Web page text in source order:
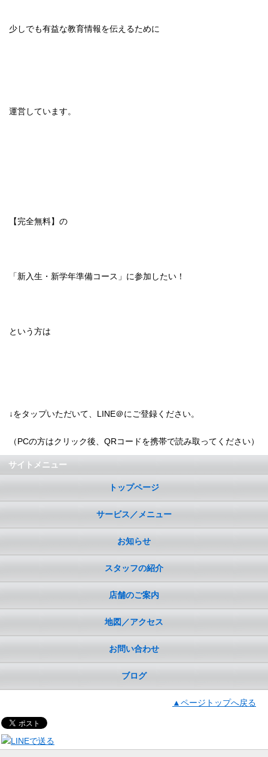
少しでも有益な教育情報を伝えるために
運営しています。
【完全無料】の
「新入生・新学年準備コース」に参加したい！
という方は
↓をタップいただいて、LINE＠にご登録ください。
（PCの方はクリック後、QRコードを携帯で読み取ってください）
サイトメニュー
トップページ
サービス／メニュー
お知らせ
スタッフの紹介
店舗のご案内
地図／アクセス
お問い合わせ
ブログ
▲ページトップへ戻る